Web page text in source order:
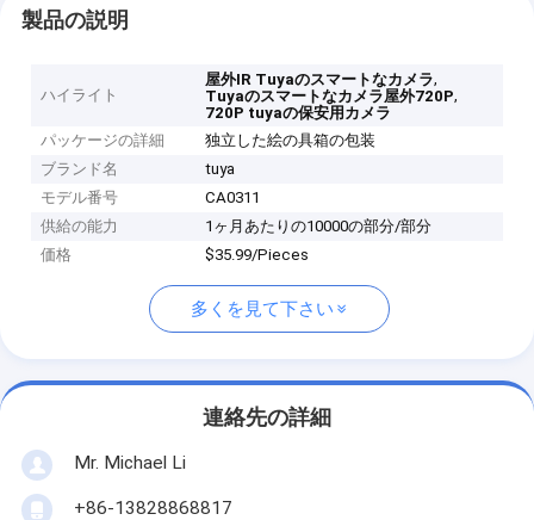
製品の説明
ハイライト
屋外IR Tuyaのスマートなカメラ,
Tuyaのスマートなカメラ屋外720P,
720P tuyaの保安用カメラ
パッケージの詳細
独立した絵の具箱の包装
ブランド名
tuya
モデル番号
CA0311
供給の能力
1ヶ月あたりの10000の部分/部分
価格
$35.99/Pieces
多くを見て下さい
連絡先の詳細
Mr. Michael Li
+86-13828868817